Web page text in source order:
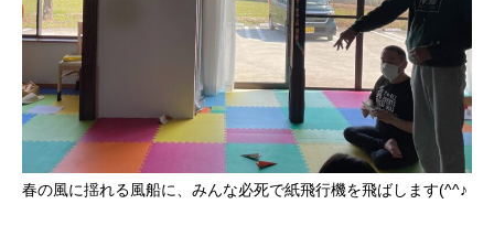
春の風に揺れる風船に、みんな必死で紙飛行機を飛ばします(^^♪